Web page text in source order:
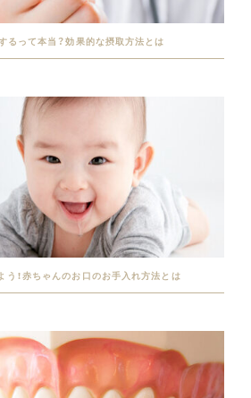
るって本当？効果的な摂取方法とは
！赤ちゃんのお口のお手入れ方法とは